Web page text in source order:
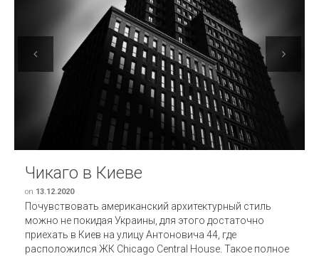
Чикаго в Киеве
on 13.12.2020
Почувствовать американский архитектурный стиль
можно не покидая Украины, для этого достаточно
приехать в Киев на улицу Антоновича 44, где
расположился ЖК Chicago Central House. Такое полное